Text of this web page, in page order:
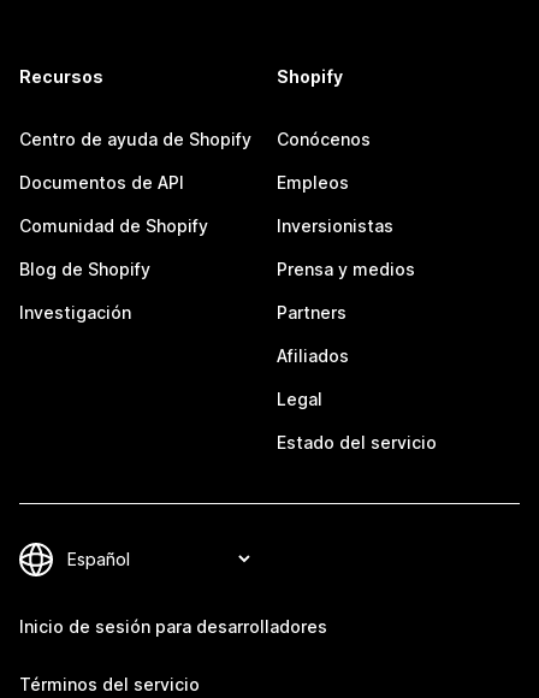
Recursos
Centro de ayuda de Shopify
Documentos de API
Comunidad de Shopify
Blog de Shopify
Investigación
Shopify
Conócenos
Empleos
Inversionistas
Prensa y medios
Partners
Afiliados
Legal
Estado del servicio
Inicio de sesión para desarrolladores
Términos del servicio